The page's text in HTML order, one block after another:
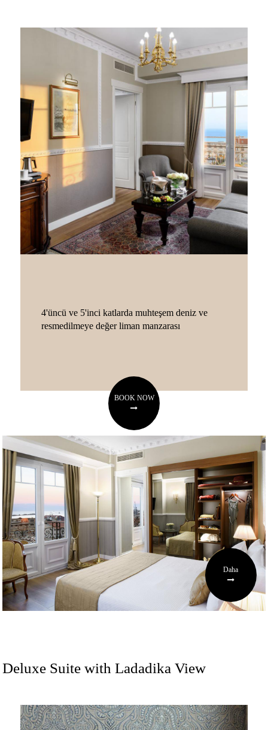
4'üncü ve 5'inci katlarda muhteşem deniz ve
resmedilmeye değer liman manzarası
BOOK NOW
Daha
Deluxe Suite with Ladadika View